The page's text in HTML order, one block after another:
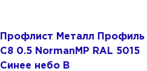
Профлист Металл Профиль
C8 0.5 NormanMP RAL 5015
Синее небо B